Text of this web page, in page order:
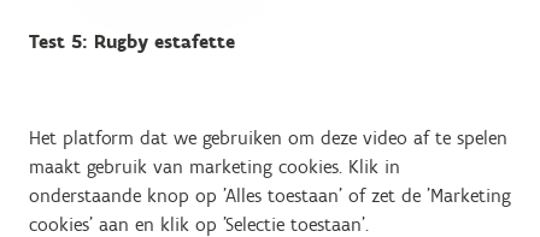
Test 5: Rugby estafette
Het platform dat we gebruiken om deze video af te spelen
maakt gebruik van marketing cookies. Klik in
onderstaande knop op 'Alles toestaan' of zet de 'Marketing
cookies' aan en klik op 'Selectie toestaan'.